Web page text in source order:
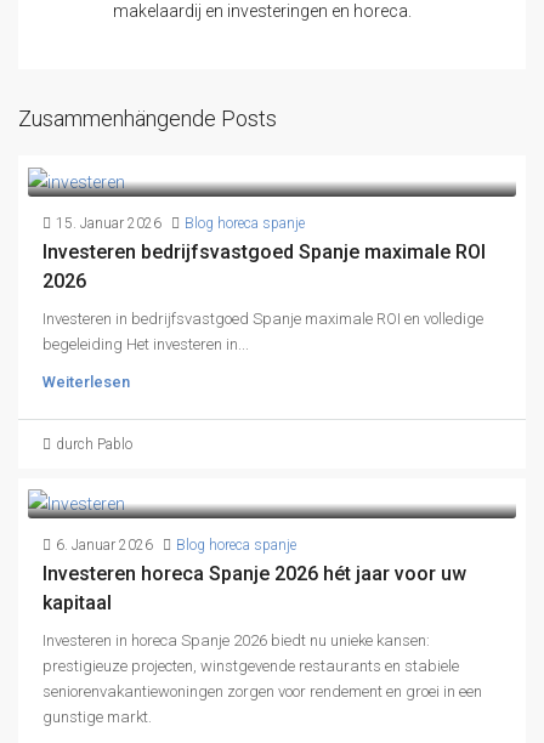
makelaardij en investeringen en horeca.
Zusammenhängende Posts
15. Januar 2026 Blog horeca spanje
Investeren bedrijfsvastgoed Spanje maximale ROI
2026
Investeren in bedrijfsvastgoed Spanje maximale ROI en volledige
begeleiding Het investeren in...
Weiterlesen
durch Pablo
6. Januar 2026 Blog horeca spanje
Investeren horeca Spanje 2026 hét jaar voor uw
kapitaal
Investeren in horeca Spanje 2026 biedt nu unieke kansen:
prestigieuze projecten, winstgevende restaurants en stabiele
seniorenvakantiewoningen zorgen voor rendement en groei in een
gunstige markt.